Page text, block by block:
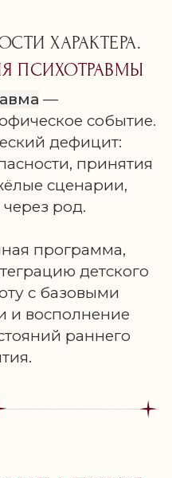
ХАРАКТЕРА.
ПСИХОТРАВМЫ
—
событие.
дефицит:
принятия
сценарии,
род.
программа,
детского
с базовыми
и восполнение
раннего